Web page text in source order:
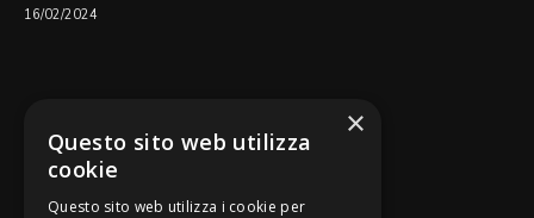
16/02/2024
×
Questo sito web utilizza
cookie
Questo sito web utilizza i cookie per